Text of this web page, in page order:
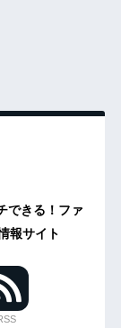
できる！ファ
報サイト